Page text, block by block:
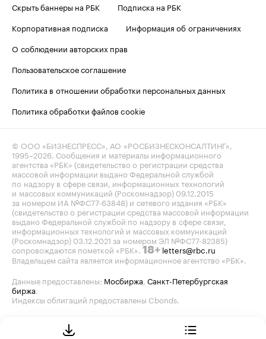
Скрыть баннеры на РБК
Подписка на РБК
Корпоративная подписка
Информация об ограничениях
О соблюдении авторских прав
Пользовательское соглашение
Политика в отношении обработки персональных данных
Политика обработки файлов cookie
© ООО «БИЗНЕСПРЕСС», АО «РОСБИЗНЕСКОНСАЛТИНГ»,
1995–2026. Сообщения и материалы информационного
агентства «РБК» (свидетельство о регистрации средства
массовой информации выдано Федеральной службой
по надзору в сфере связи, информационных технологий
и массовых коммуникаций (Роскомнадзор) 09.12.2015
за номером ИА №ФС77-63848) и сетевого издания «РБК»
(свидетельство о регистрации средства массовой информации
выдано Федеральной службой по надзору в сфере связи,
информационных технологий и массовых коммуникаций
(Роскомнадзор) 03.12.2021 за номером ЭЛ №ФС77-82385)
сопровождаются пометкой «РБК». 18+ letters@rbc.ru
Владельцем сайта является информационное агентство «РБК».
Данные предоставлены: Мосбиржа, Санкт-Петербургская
биржа.
Индексы облигаций предоставлены Cbonds.